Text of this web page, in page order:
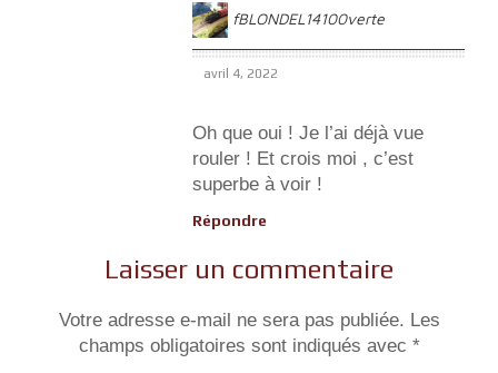
fBLONDEL14100verte
avril 4, 2022
Oh que oui ! Je l’ai déjà vue
rouler ! Et crois moi , c’est
superbe à voir !
Répondre
Laisser un commentaire
Votre adresse e-mail ne sera pas publiée. Les
champs obligatoires sont indiqués avec *